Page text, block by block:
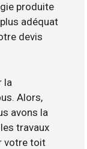
produite
adéquat
devis
la
Alors,
avons la
travaux
votre toit